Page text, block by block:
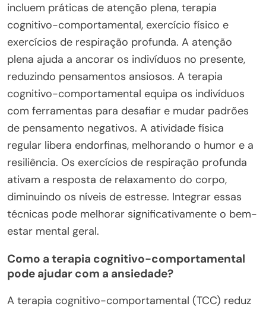
incluem práticas de atenção plena, terapia
cognitivo-comportamental, exercício físico e
exercícios de respiração profunda. A atenção
plena ajuda a ancorar os indivíduos no presente,
reduzindo pensamentos ansiosos. A terapia
cognitivo-comportamental equipa os indivíduos
com ferramentas para desafiar e mudar padrões
de pensamento negativos. A atividade física
regular libera endorfinas, melhorando o humor e a
resiliência. Os exercícios de respiração profunda
ativam a resposta de relaxamento do corpo,
diminuindo os níveis de estresse. Integrar essas
técnicas pode melhorar significativamente o bem-
estar mental geral.
Como a terapia cognitivo-comportamental
pode ajudar com a ansiedade?
A terapia cognitivo-comportamental (TCC) reduz